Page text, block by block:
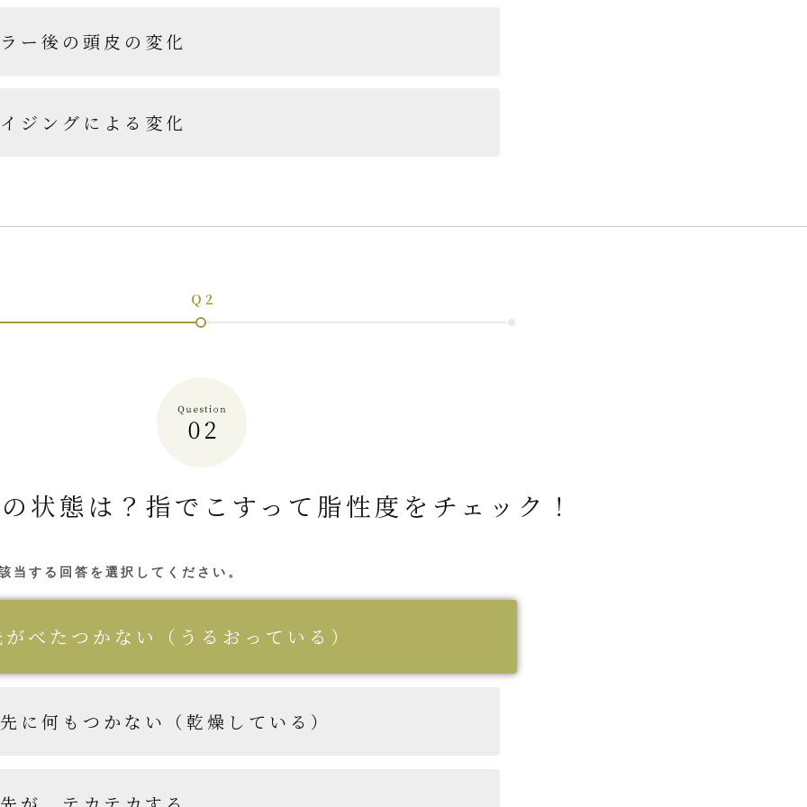
ー後の頭皮の変化
ジングによる変化
Q 2
状態は？ 指でこすって脂性度をチェック！
当する回答を選択してください。
がべたつかない（うるおっている）
に何もつかない（乾燥している）